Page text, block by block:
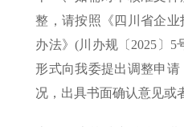
整，请按照《四川省企
办法》(川办规〔2025〕
形式向我委提出调整申
况，出具书面确认意见或